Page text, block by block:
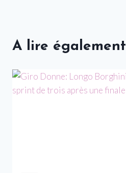
A lire également